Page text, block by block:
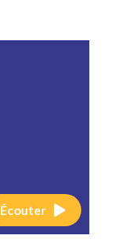
Écouter